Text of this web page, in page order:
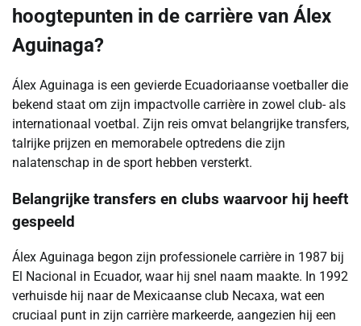
hoogtepunten in de carrière van Álex
Aguinaga?
Álex Aguinaga is een gevierde Ecuadoriaanse voetballer die
bekend staat om zijn impactvolle carrière in zowel club- als
internationaal voetbal. Zijn reis omvat belangrijke transfers,
talrijke prijzen en memorabele optredens die zijn
nalatenschap in de sport hebben versterkt.
Belangrijke transfers en clubs waarvoor hij heeft
gespeeld
Álex Aguinaga begon zijn professionele carrière in 1987 bij
El Nacional in Ecuador, waar hij snel naam maakte. In 1992
verhuisde hij naar de Mexicaanse club Necaxa, wat een
cruciaal punt in zijn carrière markeerde, aangezien hij een